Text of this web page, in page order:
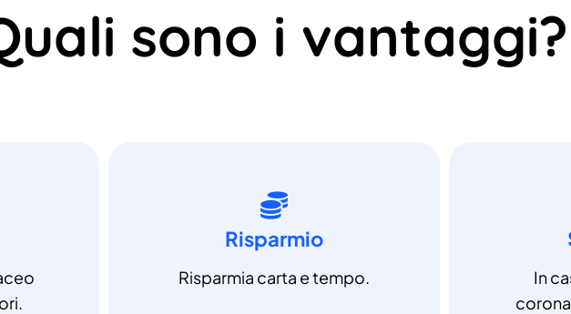
sono i vantaggi?
Risparmio
Risparmia carta e tempo.
In